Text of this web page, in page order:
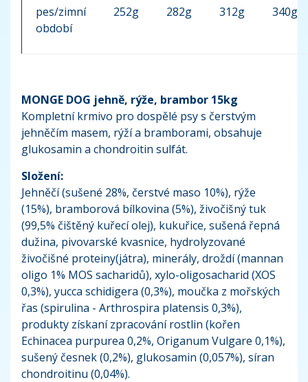
pes/zimní
období
252g 282g 312g 340g
MONGE DOG jehně, rýže, brambor 15kg
Kompletní krmivo pro dospělé psy s čerstvým
jehněčím masem, rýží a bramborami, obsahuje
glukosamin a chondroitin sulfát.
Složení:
Jehněčí (sušené 28%, čerstvé maso 10%), rýže
(15%), bramborová bílkovina (5%), živočišný tuk
(99,5% čištěný kuřecí olej), kukuřice, sušená řepná
dužina, pivovarské kvasnice, hydrolyzované
živočišné proteiny(játra), minerály, droždí (mannan
oligo 1% MOS sacharidů), xylo-oligosacharid (XOS
0,3%), yucca schidigera (0,3%), moučka z mořských
řas (spirulina - Arthrospira platensis 0,3%),
produkty získaní zpracování rostlin (kořen
Echinacea purpurea 0,2%, Origanum Vulgare 0,1%),
sušený česnek (0,2%), glukosamin (0,057%), síran
chondroitinu (0,04%).